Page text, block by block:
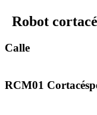
Robot
Calle
RCM01